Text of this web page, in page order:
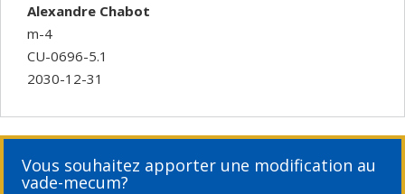
Alexandre Chabot
m-4
CU-0696-5.1
2030-12-31
Vous souhaitez apporter une modification au
vade-mecum?